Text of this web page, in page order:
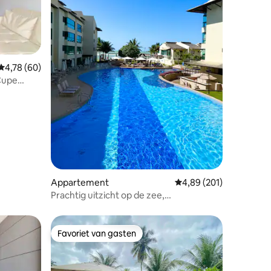
beoordeling van 4,78 uit 5, 60 recensies
4,78 (60)
Appartement Gemiddelde
4,89 (201)
Prachtig uitzicht op de zee,
Muro Alto
Favoriet van gasten
Favoriet van gasten